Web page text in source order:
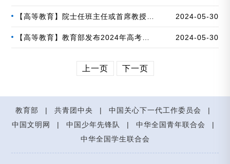
六“破”育人实践改革 为国家培养更多拔尖
创新人才
深圳大学新增4个高考招生“院士班”
2024-05-30
2024-05-30
上一页 下一页
教育部 | 共青团中央 | 中国关心下一代工作委员会
|
中国文明网
| 中国少年先锋队 | 中华全国青年联合会
|
中华全国学生联合会